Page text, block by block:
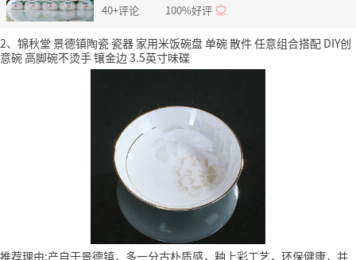
40+评论 100%好评
2、锦秋堂 景德镇陶瓷 瓷器 家用米饭碗盘 单碗 散件 任意组合搭配 DIY创
意碗 高脚碗不烫手 镶金边 3.5英寸味碟
推荐理由:产自于景德镇，多一分古朴质感，釉上彩工艺，环保健康，并